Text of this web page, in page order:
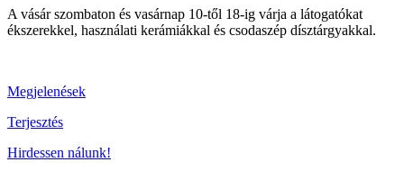
A vásár szombaton és vasárnap 10-től 18-ig várja a látogatókat
ékszerekkel, használati kerámiákkal és csodaszép dísztárgyakkal.
Megjelenések
Terjesztés
Hirdessen nálunk!